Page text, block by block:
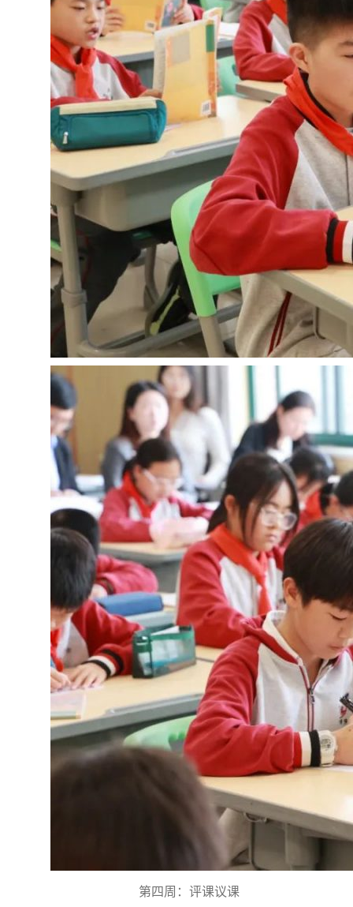
第四周：评课议课